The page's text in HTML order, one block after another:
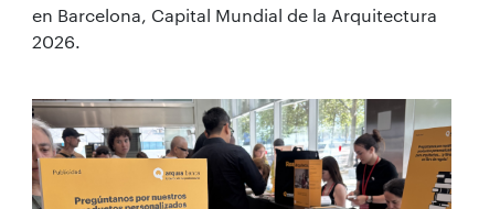
en Barcelona, Capital Mundial de la Arquitectura
2026.